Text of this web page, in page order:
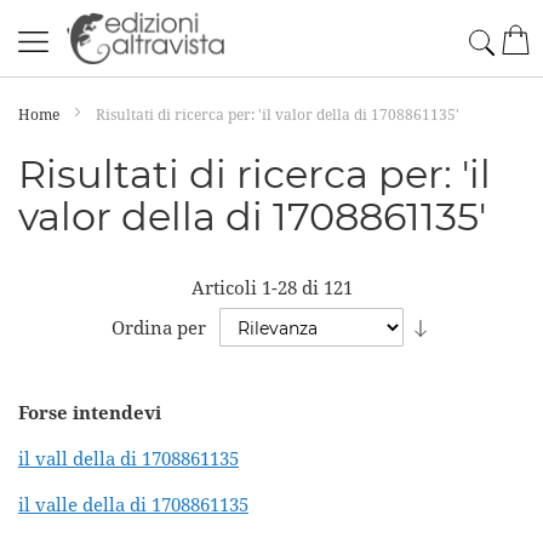
al
contenuto
Home Risultati di ricerca per: 'il valor della di 1708861135'
Risultati di ricerca per: 'il
valor della di 1708861135'
Articoli 1-28di 121
Ordina per
Forse intendevi
il vall della di 1708861135
il valle della di 1708861135